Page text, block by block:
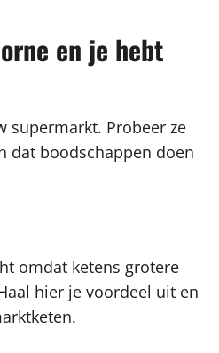
en je hebt
supermarkt. Probeer ze
dat boodschappen doen
omdat ketens grotere
hier je voordeel uit en